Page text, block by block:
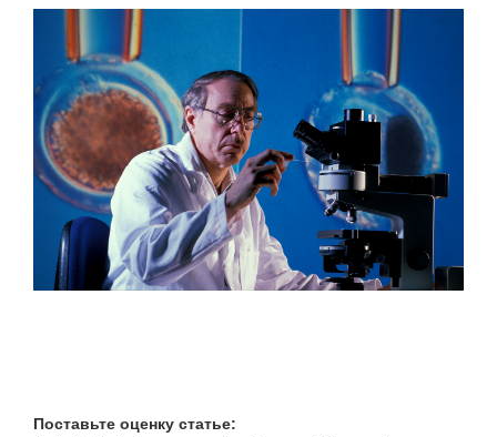
Поставьте оценку статье: